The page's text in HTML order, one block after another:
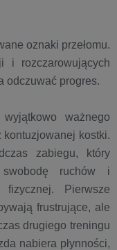
oznaki przełomu.
i rozczarowujących
odczuwać progres.
ważnego
kostki.
zabiegu, który
ruchów i
Pierwsze
frustrujące, ale
drugiego treningu
nabiera płynności,